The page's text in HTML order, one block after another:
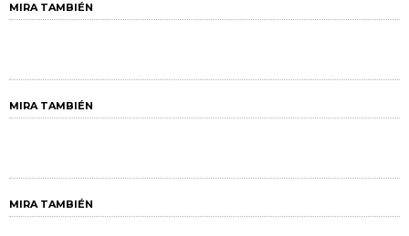
MIRA TAMBIÉN
MIRA TAMBIÉN
MIRA TAMBIÉN